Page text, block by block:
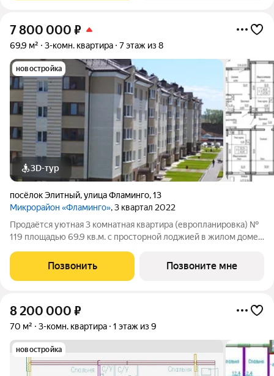
7 800 000 ₽
69,9 м² 3-комн. квартира 7 этаж из 8
новостройка
3D-тур
посёлок Элитный,улица Фламинго,13
Микрорайон «Фламинго», 3 квартал 2022
Продаётся уютная 3 комнатная квартира (европланировка) №
119 площадью 69.9 кв.м. с просторной лоджией в жилом доме
13.Расположение дома предоставляет отличную возможность
для тех, кто
Позвонить Позвоните мне
8 200 000 ₽
70 м² 3-комн. квартира 1 этаж из 9
новостройка